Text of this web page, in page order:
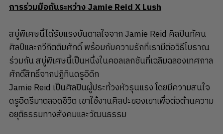
การร่วมมือกันระหว่าง Jamie Reid X Lush
สบู่พิเศษนี้ได้รับแรงบันดาลใจจาก Jamie Reid ศิลปินทัศน
ศิลป์และกวีกิตติมศักดิ์ พร้อมกับความรักที่เรามีต่อวิธีโบราณ
ร่วมกัน สบู่พิเศษนี้เป็นหนึ่งในคอลเลกชันที่เฉลิมฉลองเทศกาล
ศักดิ์สิทธิ์จากปฏิทินดรูอิดิก
Jamie Reid เป็นศิลปินผู้ประท้วงหัวรุนแรง โดยมีความสนใจ
ดรูอิดรีมาตลอดชีวิต เขาใช้งานศิลปะของเขาเพื่อต่อต้านความ
อยุติธรรมทางสังคมและวัฒนธรรม